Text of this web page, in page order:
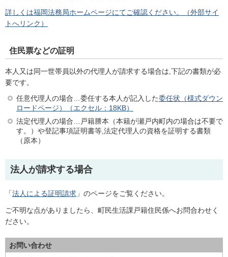
詳しくは福岡法務局ホームページにてご確認ください。（外部サイ
トへリンク）
住民票などの証明
本人又は同一世帯員以外の代理人が請求する場合は,下記の書類が必
要です。
任意代理人の場合…委任する本人が記入した委任状（様式ダウン
ロードページ）（エクセル：18KB）
法定代理人の場合…戸籍謄本（本籍が瀬戸内町内の場合は不要で
す。）や登記事項証明書等,法定代理人の資格を証明する書類
（原本）
法人が請求する場合
「法人による証明請求 」のページをご覧ください。
ご不明な点がありましたら、町民生活課戸籍住民係へお問合わせく
ださい。
お問い合わせ